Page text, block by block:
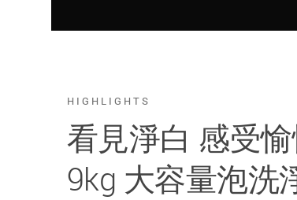
HIGHLIGHTS
看見淨白 感受
9kg 大容量泡洗